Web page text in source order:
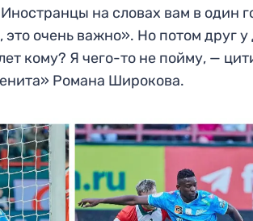
на словах вам в один
очень важно». Но потом друг у
кому? Я чего-то не пойму, —
Романа Широкова.